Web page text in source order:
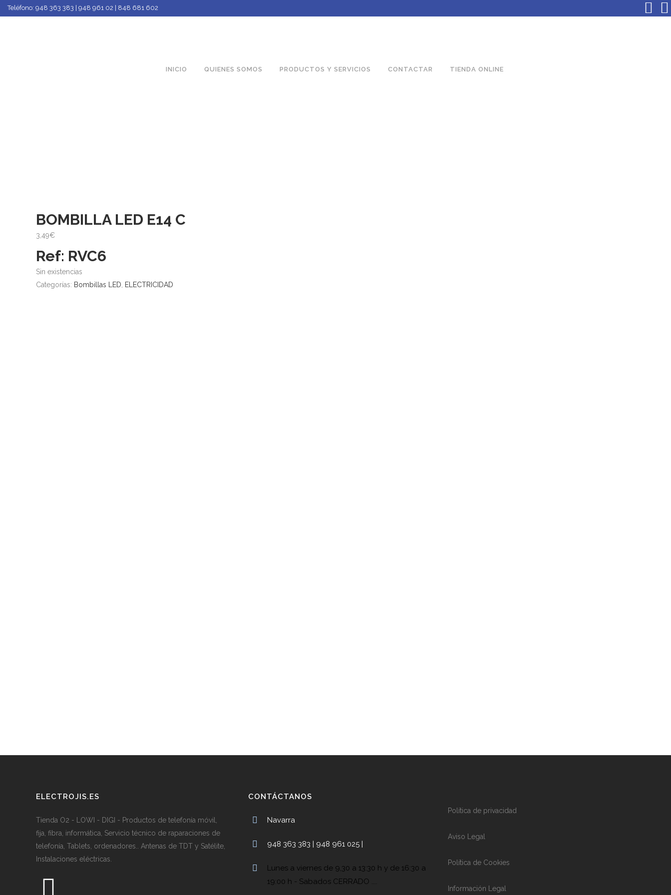
Teléfono: 948 363 383 | 948 961 02 | 848 681 602
INICIO QUIENES SOMOS PRODUCTOS Y SERVICIOS CONTACTAR TIENDA ONLINE
BOMBILLA LED E14 C
3,49€
Ref: RVC6
Sin existencias
Categorías: Bombillas LED ELECTRICIDAD
ELECTROJIS.ES
Tienda O2 - LOWI - DIGI - Productos de telefonía móvil,
fija, fibra, informática, Servicio técnico de raparaciones de
telefonía, Tablets, ordenadores.. Antenas de TDT y Satélite,
Instalaciones eléctricas.
CONTÁCTANOS
Navarra
948 363 383 | 948 961 025 |
Lunes a viernes de 9,30 a 13:30 h y de 16:30 a
19:00 h - Sabados CERRADO ....
Política de privacidad
Aviso Legal
Política de Cookies
Información Legal